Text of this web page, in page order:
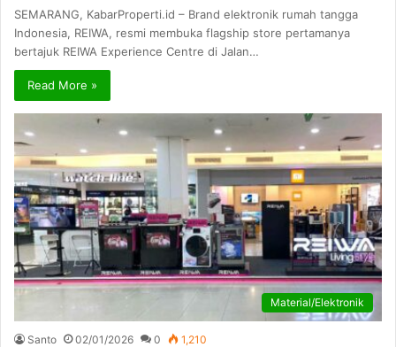
SEMARANG, KabarProperti.id – Brand elektronik rumah tangga
Indonesia, REIWA, resmi membuka flagship store pertamanya
bertajuk REIWA Experience Centre di Jalan…
Read More »
Material/Elektronik
Santo 02/01/2026 0 1,210